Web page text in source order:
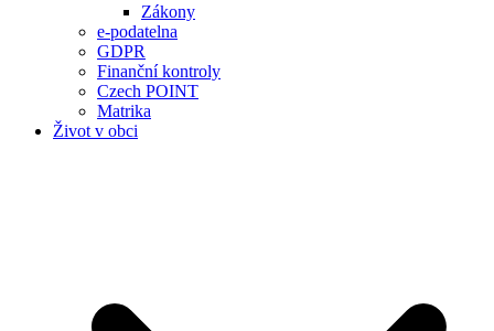
Zákony
e-podatelna
GDPR
Finanční kontroly
Czech POINT
Matrika
Život v obci